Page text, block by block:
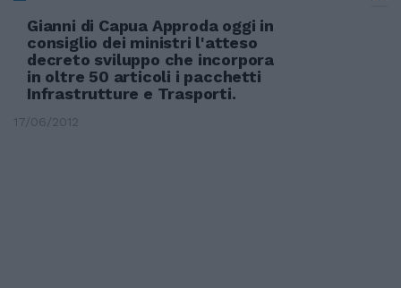
Gianni di Capua Approda oggi in
consiglio dei ministri l'atteso
decreto sviluppo che incorpora
in oltre 50 articoli i pacchetti
Infrastrutture e Trasporti.
17/06/2012